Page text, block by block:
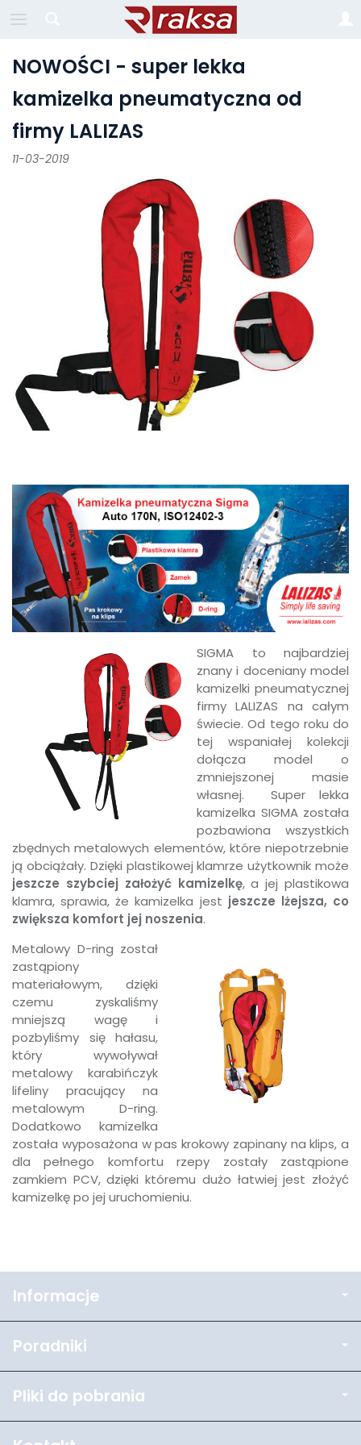
NOWOŚCI - super lekka
kamizelka pneumatyczna od
firmy LALIZAS
11-03-2019
SIGMA to najbardziej
znany i doceniany model
kamizelki pneumatycznej
firmy LALIZAS na całym
świecie. Od tego roku do
tej wspaniałej kolekcji
dołącza model o
zmniejszonej masie
własnej. Super lekka
kamizelka SIGMA została
pozbawiona wszystkich
zbędnych metalowych elementów, które niepotrzebnie
ją obciążały. Dzięki plastikowej klamrze użytkownik może
jeszcze szybciej założyć kamizelkę, a jej plastikowa
klamra, sprawia, że kamizelka jest jeszcze lżejsza, co
zwiększa komfort jej noszenia.
Metalowy D-ring został
zastąpiony
materiałowym, dzięki
czemu zyskaliśmy
mniejszą wagę i
pozbyliśmy się hałasu,
który wywoływał
metalowy karabińczyk
lifeliny pracujący na
metalowym D-ring.
Dodatkowo kamizelka
została wyposażona w pas krokowy zapinany na klips, a
dla pełnego komfortu rzepy zostały zastąpione
zamkiem PCV, dzięki któremu dużo łatwiej jest złożyć
kamizelkę po jej uruchomieniu.
Informacje
Poradniki
Pliki do pobrania